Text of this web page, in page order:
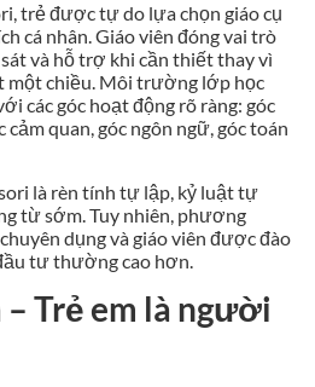
trẻ được tự do lựa chọn giáo cụ
cá nhân. Giáo viên đóng vai trò
và hỗ trợ khi cần thiết thay vì
một chiều. Môi trường lớp học
các góc hoạt động rõ ràng: góc
cảm quan, góc ngôn ngữ, góc toán
là rèn tính tự lập, kỷ luật tự
từ sớm. Tuy nhiên, phương
dụng và giáo viên được đào
tư thường cao hơn.
– Trẻ em là người